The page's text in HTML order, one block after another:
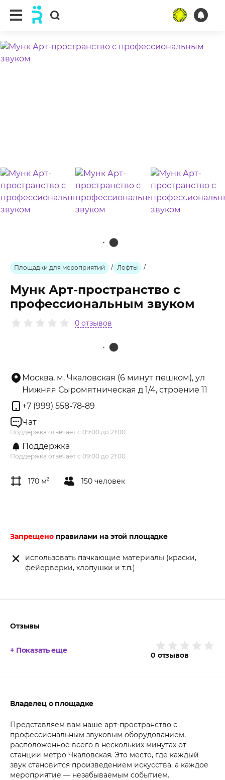
ещё 15 фото
Площадки для мероприятий / Лофты /
Мунк Арт-пространство с
профессиональным звуком
0 отзывов
Москва, м. Чкаловская (6 минут пешком), ул
Нижняя Сыромятническая д 1/4, строение 11
+7 (999) 558-78-89
Чат
Поддержка отвечает с 09:00 до 21:00
Поддержка
Поддержка отвечает с 09:00 до 21:00
170 м2 150 человек
Запрещеноправилами на этой площадке
использовать пачкающие материалы (краски,
фейерверки, хлопушки и т.п.)
Отзывы
0 отзывов
+ Показать еще
Владелец о площадке
Представляем вам наше арт-пространство с
профессиональным звуковым оборудованием,
расположенное всего в нескольких минутах от
станции метро Чкаловская. Это место, где каждый
звук становится произведением искусства, а каждое
мероприятие — незабываемым событием.